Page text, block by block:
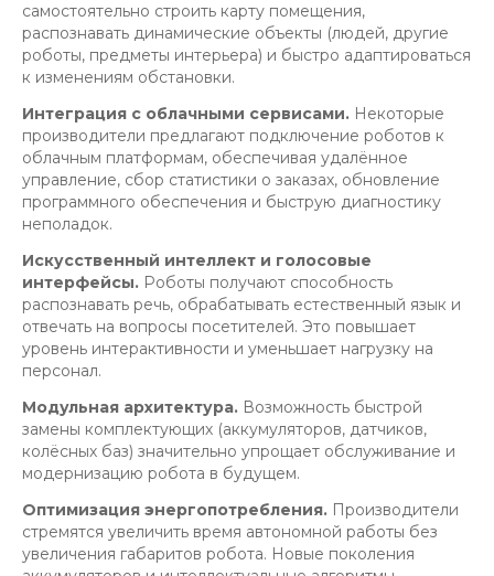
самостоятельно строить карту помещения,
распознавать динамические объекты (людей, другие
роботы, предметы интерьера) и быстро адаптироваться
к изменениям обстановки.
Интеграция с облачными сервисами. Некоторые
производители предлагают подключение роботов к
облачным платформам, обеспечивая удалённое
управление, сбор статистики о заказах, обновление
программного обеспечения и быструю диагностику
неполадок.
Искусственный интеллект и голосовые
интерфейсы. Роботы получают способность
распознавать речь, обрабатывать естественный язык и
отвечать на вопросы посетителей. Это повышает
уровень интерактивности и уменьшает нагрузку на
персонал.
Модульная архитектура. Возможность быстрой
замены комплектующих (аккумуляторов, датчиков,
колёсных баз) значительно упрощает обслуживание и
модернизацию робота в будущем.
Оптимизация энергопотребления. Производители
стремятся увеличить время автономной работы без
увеличения габаритов робота. Новые поколения